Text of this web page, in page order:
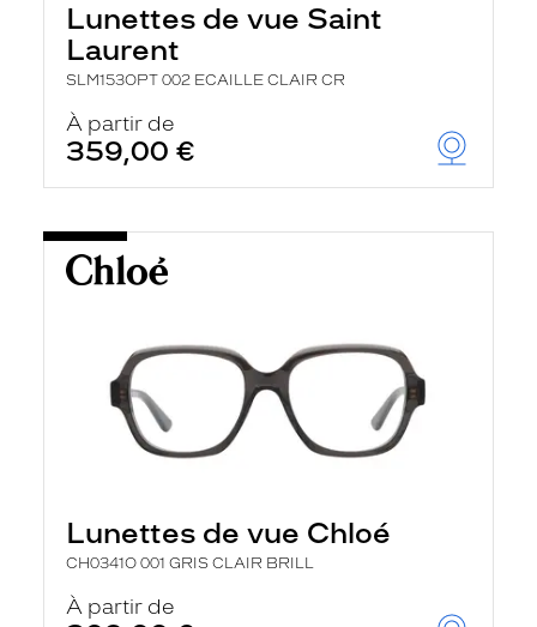
Lunettes de vue Saint
Laurent
SLM153OPT 002 ECAILLE CLAIR CR
À partir de
359,00 €
Lunettes de vue Chloé
CH0341O 001 GRIS CLAIR BRILL
À partir de